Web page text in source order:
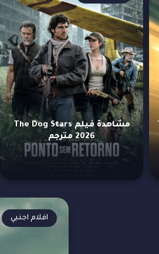
مشاهدة فيلم The Dog Stars
2026 مترجم
افلام اجنبي